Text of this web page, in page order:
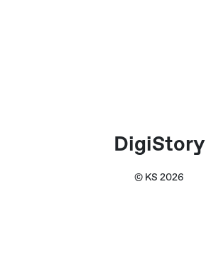
DigiStory
© KS 2026